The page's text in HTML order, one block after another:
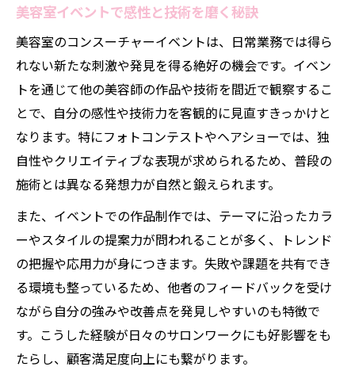
美容師コンテストモデル選びのポイント
美容室発信のフォトコンテスト受賞への道
美容師の挑戦に最適な最新コンテスト事情
美容学生コンテスト2026で夢を叶える方法
美容師コンテスト2026の最新トレンド解説
美容師コンテスト一覧で挑戦の場を探す
美容室から目指すコンテスト受賞戦略
美容師コンテスト受賞者が語る成功体験
季節ごとの美容室イベントで集客力アップ
美容室イベントで季節感を演出する工夫
美容室の季節限定イベントで集客向上を狙
う
美容室の面白い季節イベント企画例まとめ
美容室イベントを活かした新規顧客獲得法
美容室イベントで感性と技術を磨く秘訣
美容室のコンスーチャーイベントは、日常業務では得ら
れない新たな刺激や発見を得る絶好の機会です。イベン
トを通じて他の美容師の作品や技術を間近で観察するこ
とで、自分の感性や技術力を客観的に見直すきっかけと
なります。特にフォトコンテストやヘアショーでは、独
自性やクリエイティブな表現が求められるため、普段の
施術とは異なる発想力が自然と鍛えられます。
また、イベントでの作品制作では、テーマに沿ったカラ
ーやスタイルの提案力が問われることが多く、トレンド
の把握や応用力が身につきます。失敗や課題を共有でき
る環境も整っているため、他者のフィードバックを受け
ながら自分の強みや改善点を発見しやすいのも特徴で
す。こうした経験が日々のサロンワークにも好影響をも
たらし、顧客満足度向上にも繋がります。